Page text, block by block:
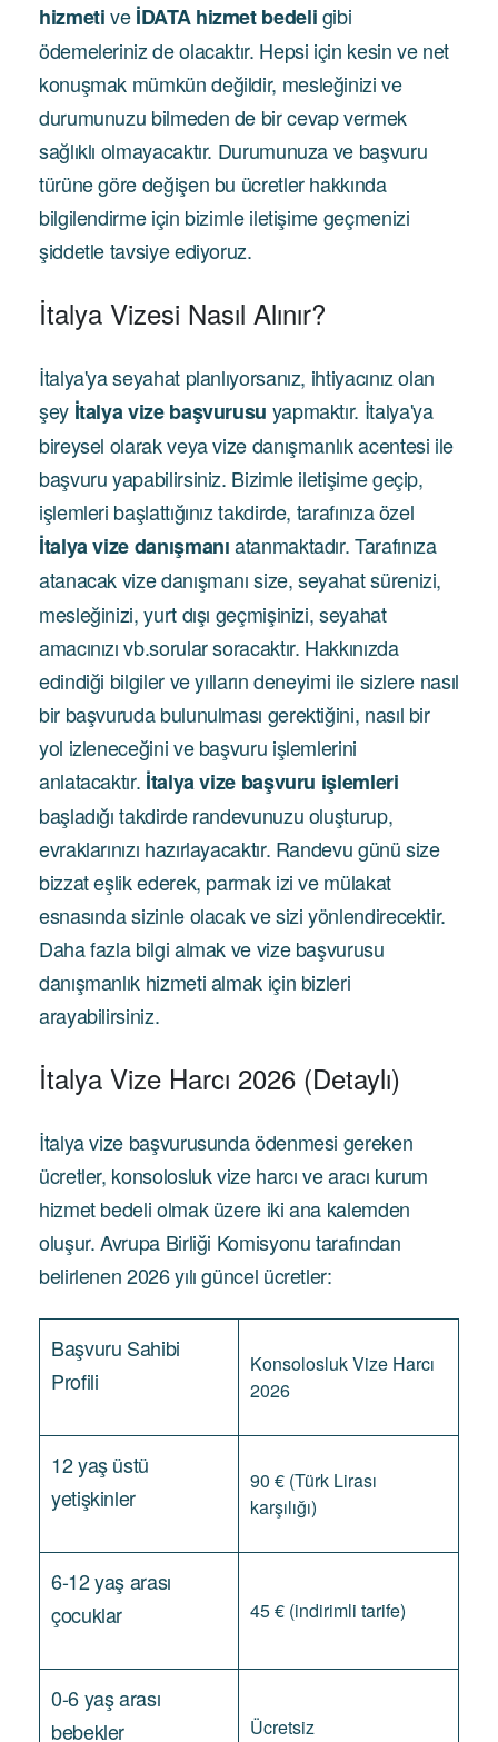
hizmetiveİDATA hizmet bedeligibi
ödemeleriniz de olacaktır. Hepsi için kesin ve net
konuşmak mümkün değildir, mesleğinizi ve
durumunuzu bilmeden de bir cevap vermek
sağlıklı olmayacaktır. Durumunuza ve başvuru
türüne göre değişen bu ücretler hakkında
bilgilendirme için bizimle iletişime geçmenizi
şiddetle tavsiye ediyoruz.
İtalya Vizesi Nasıl Alınır?
İtalya'ya seyahat planlıyorsanız, ihtiyacınız olan
şey İtalya vize başvurusu yapmaktır. İtalya'ya
bireysel olarak veya vize danışmanlık acentesi ile
başvuru yapabilirsiniz. Bizimle iletişime geçip,
işlemleri başlattığınız takdirde, tarafınıza özel
İtalya vize danışmanıatanmaktadır. Tarafınıza
atanacak vize danışmanı size, seyahat sürenizi,
mesleğinizi, yurt dışı geçmişinizi, seyahat
amacınızı vb.sorular soracaktır. Hakkınızda
edindiği bilgiler ve yılların deneyimi ile sizlere nasıl
bir başvuruda bulunulması gerektiğini, nasıl bir
yol izleneceğini ve başvuru işlemlerini
anlatacaktır. İtalya vize başvuru işlemleri
başladığı takdirde randevunuzu oluşturup,
evraklarınızı hazırlayacaktır. Randevu günü size
bizzat eşlik ederek, parmak izi ve mülakat
esnasında sizinle olacak ve sizi yönlendirecektir.
Daha fazla bilgi almak ve vize başvurusu
danışmanlık hizmeti almak için bizleri
arayabilirsiniz.
İtalya Vize Harcı 2026 (Detaylı)
İtalya vize başvurusunda ödenmesi gereken
ücretler, konsolosluk vize harcı ve aracı kurum
hizmet bedeli olmak üzere iki ana kalemden
oluşur. Avrupa Birliği Komisyonu tarafından
belirlenen 2026 yılı güncel ücretler:
Başvuru Sahibi
Profili
Konsolosluk Vize Harcı
2026
12 yaş üstü
yetişkinler
90 € (Türk Lirası
karşılığı)
6-12 yaş arası
çocuklar
45 € (indirimli tarife)
0-6 yaş arası
bebekler
Ücretsiz